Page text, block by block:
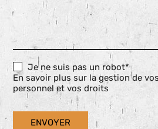
Je ne suis pas un robot*
En savoir plus sur la gestion de
personnel et vos droits
ENVOYER